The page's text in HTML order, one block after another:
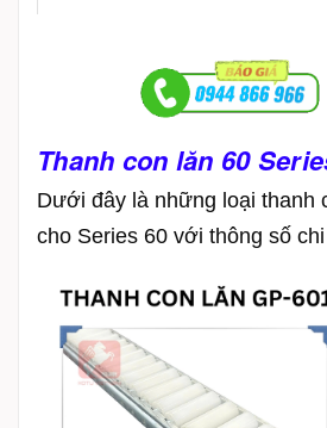
Thanh con lăn 60
Dưới đây là những loại thanh
cho Series 60 với thông số